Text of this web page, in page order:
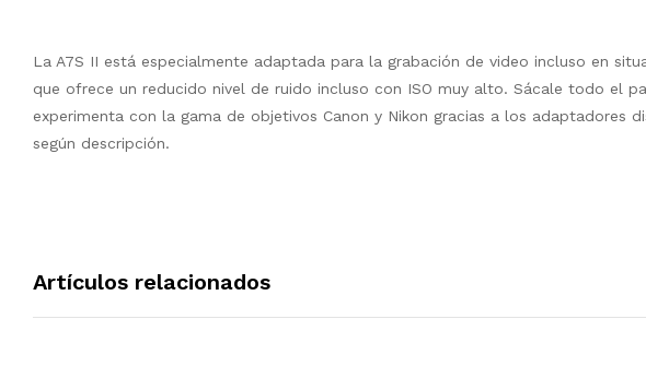
La A7S II está especialmente adaptada para la grabación de video incluso en
que ofrece un reducido nivel de ruido incluso con ISO muy alto. Sácale todo el
experimenta con la gama de objetivos Canon y Nikon gracias a los adaptadores
según descripción.
Artículos relacionados